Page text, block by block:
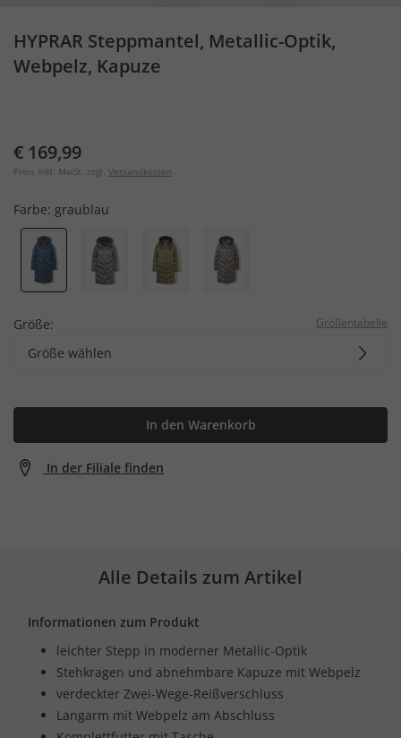
HYPRAR Steppmantel, Metallic-Optik,
Webpelz, Kapuze
€ 169,99
Preis inkl. MwSt. zzgl. Versandkosten
Farbe: graublau
Größe: Größentabelle
Größe wählen
In den Warenkorb
In der Filiale finden
Alle Details zum Artikel
Informationen zum Produkt
leichter Stepp in moderner Metallic-Optik
Stehkragen und abnehmbare Kapuze mit Webpelz
verdeckter Zwei-Wege-Reißverschluss
Langarm mit Webpelz am Abschluss